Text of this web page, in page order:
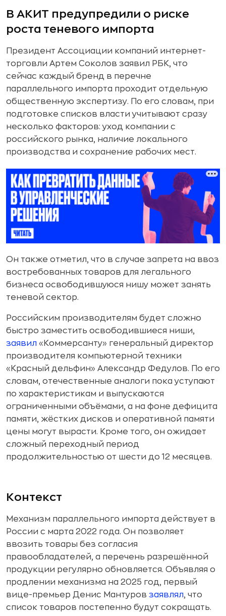
В АКИТ предупредили о риске
роста теневого импорта
Президент Ассоциации компаний интернет-
торговли Артем Соколов заявил РБК, что
сейчас каждый бренд в перечне
параллельного импорта проходит отдельную
общественную экспертизу. По его словам, при
подготовке списков власти учитывают сразу
несколько факторов: уход компании с
российского рынка, наличие локального
производства и сохранение рабочих мест.
Он также отметил, что в случае запрета на ввоз
востребованных товаров для легального
бизнеса освободившуюся нишу может занять
теневой сектор.
Российским производителям будет сложно
быстро заместить освободившиеся ниши,
заявил «Коммерсанту» генеральный директор
производителя компьютерной техники
«Красный дельфин» Александр Федулов. По его
словам, отечественные аналоги пока уступают
по характеристикам и выпускаются
ограниченными объёмами, а на фоне дефицита
памяти, жёстких дисков и оперативной памяти
цены могут вырасти. Кроме того, он ожидает
сложный переходный период
продолжительностью от шести до 12 месяцев.
Контекст
Механизм параллельного импорта действует в
России с марта 2022 года. Он позволяет
ввозить товары без согласия
правообладателей, а перечень разрешённой
продукции регулярно обновляется. Объявляя о
продлении механизма на 2025 год, первый
вице-премьер Денис Мантуров заявлял, что
список товаров постепенно будут сокращать.